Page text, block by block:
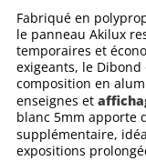
Fabriqué en
le panneau Akilux
temporaires et
exigeants, le
composition en
enseignes et
blanc 5mm apporte
supplémentaire,
expositions